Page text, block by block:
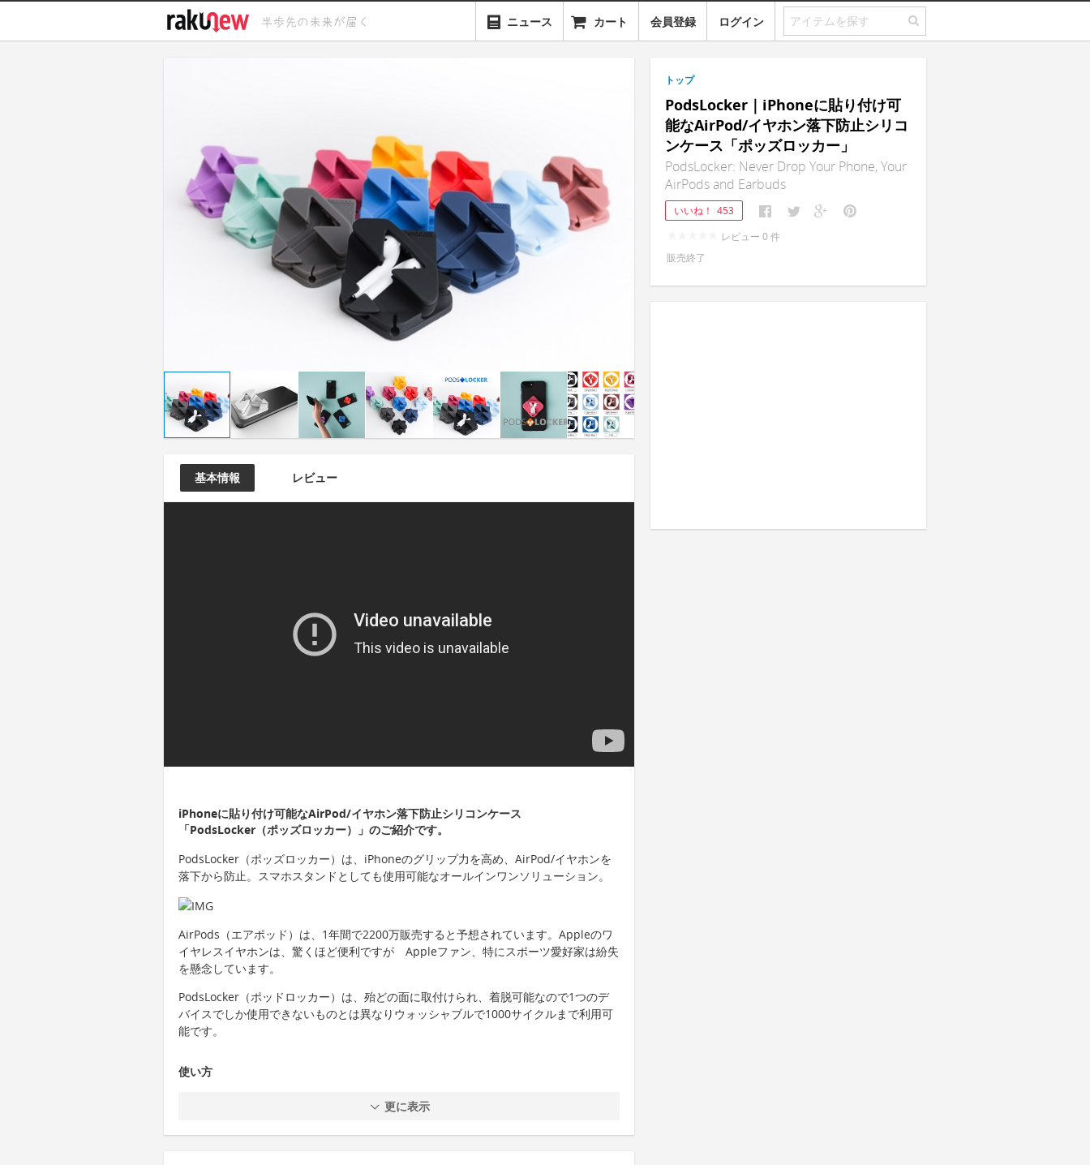
ニュース カート 会員登録 ログイン
基本情報 レビュー
iPhoneに貼り付け可能なAirPod/イヤホン落下防止シリコンケース
「PodsLocker（ポッズロッカー）」のご紹介です。
PodsLocker（ポッズロッカー）は、iPhoneのグリップ力を高め、AirPod/イヤホンを
落下から防止。スマホスタンドとしても使用可能なオールインワンソリューション。
AirPods（エアポッド）は、1年間で2200万販売すると予想されています。Appleのワ
イヤレスイヤホンは、驚くほど便利ですが Appleファン、特にスポーツ愛好家は紛失
を懸念しています。
PodsLocker（ポッドロッカー）は、殆どの面に取付けられ、着脱可能なので1つのデ
バイスでしか使用できないものとは異なりウォッシャブルで1000サイクルまで利用可
能です。
使い方
更に表示
トップ
PodsLocker｜iPhoneに貼り付け可
能なAirPod/イヤホン落下防止シリコ
ンケース「ポッズロッカー」
PodsLocker: Never Drop Your Phone, Your
AirPods and Earbuds
いいね！ 453
レビュー 0 件
販売終了